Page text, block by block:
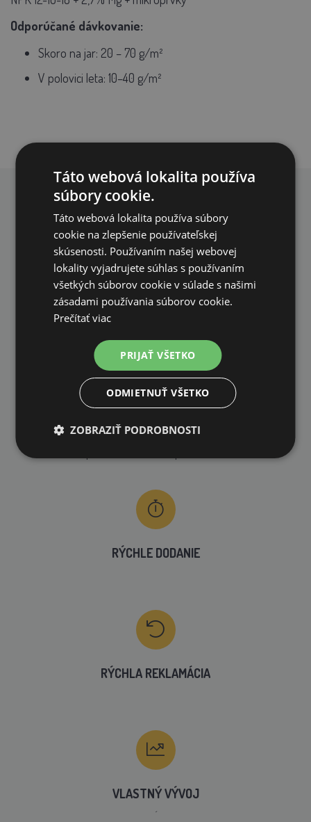
Odporúčané dávkovanie:
Skoro na jar: 20 – 70 g/m²
V polovici leta: 10–40 g/m²
PREČO NAKUPOVAŤ U NÁS?
VLASTNÝ SKLAD
RÝCHLE DODANIE
RÝCHLA REKLAMÁCIA
VLASTNÝ VÝVOJ
´
Táto webová lokalita používa
súbory cookie.
Táto webová lokalita používa súbory
cookie na zlepšenie používateľskej
skúsenosti. Používaním našej webovej
lokality vyjadrujete súhlas s používaním
všetkých súborov cookie v súlade s našimi
zásadami používania súborov cookie.
Prečítať viac
PRIJAŤ VŠETKO
ODMIETNUŤ VŠETKO
ZOBRAZIŤ PODROBNOSTI